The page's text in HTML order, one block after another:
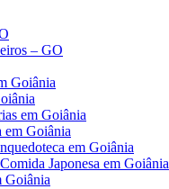
– GO
Goiânia
em Goiânia
em Goiânia
em Goiânia
Japonesa em Goiânia
Goiânia